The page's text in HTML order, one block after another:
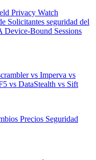
Privacy Watch
Solicitantes seguridad del
Device-Bound Sessions
vs Imperva vs
vs DataStealth vs Sift
Precios Seguridad